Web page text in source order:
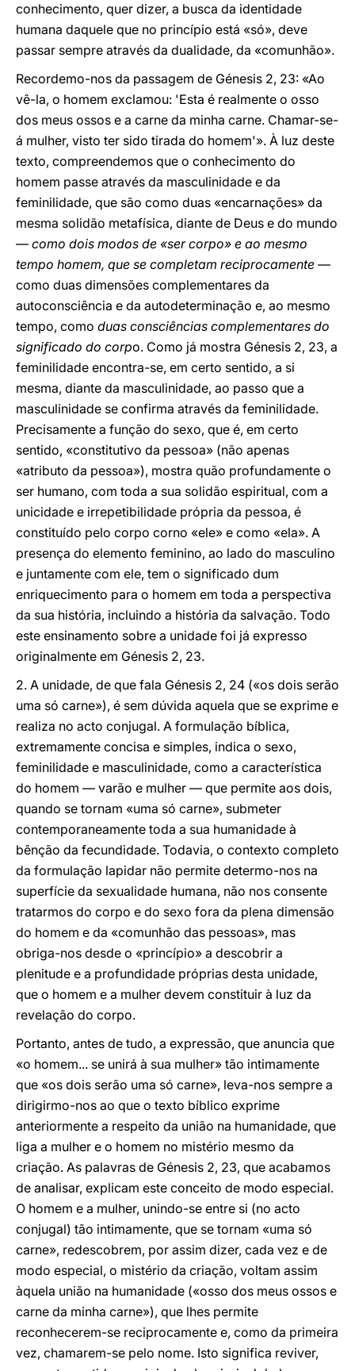
conhecimento, quer dizer, a busca da identidade
humana daquele que no princípio está «só», deve
passar sempre através da dualidade, da «comunhão».
Recordemo-nos da passagem de Génesis 2, 23: «Ao
vê-la, o homem exclamou: 'Esta é realmente o osso
dos meus ossos e a carne da minha carne. Chamar-se-
á mulher, visto ter sido tirada do homem'». À luz deste
texto, compreendemos que o conhecimento do
homem passe através da masculinidade e da
feminilidade, que são como duas «encarnações» da
mesma solidão metafísica, diante de Deus e do mundo
— como dois modos de «ser corpo» e ao mesmo
tempo homem, que se completam reciprocamente —
como duas dimensões complementares da
autoconsciência e da autodeterminação e, ao mesmo
tempo, como duas consciências complementares do
significado do corpo. Como já mostra Génesis 2, 23, a
feminilidade encontra-se, em certo sentido, a si
mesma, diante da masculinidade, ao passo que a
masculinidade se confirma através da feminilidade.
Precisamente a função do sexo, que é, em certo
sentido, «constitutivo da pessoa» (não apenas
«atributo da pessoa»), mostra quão profundamente o
ser humano, com toda a sua solidão espiritual, com a
unicidade e irrepetibilidade própria da pessoa, é
constituído pelo corpo corno «ele» e como «ela». A
presença do elemento feminino, ao lado do masculino
e juntamente com ele, tem o significado dum
enriquecimento para o homem em toda a perspectiva
da sua história, incluindo a história da salvação. Todo
este ensinamento sobre a unidade foi já expresso
originalmente em Génesis 2, 23.
2. A unidade, de que fala Génesis 2, 24 («os dois serão
uma só carne»), é sem dúvida aquela que se exprime e
realiza no acto conjugal. A formulação bíblica,
extremamente concisa e simples, indica o sexo,
feminilidade e masculinidade, como a característica
do homem — varão e mulher — que permite aos dois,
quando se tornam «uma só carne», submeter
contemporaneamente toda a sua humanidade à
bênção da fecundidade. Todavia, o contexto completo
da formulação lapidar não permite determo-nos na
superfície da sexualidade humana, não nos consente
tratarmos do corpo e do sexo fora da plena dimensão
do homem e da «comunhão das pessoas», mas
obriga-nos desde o «princípio» a descobrir a
plenitude e a profundidade próprias desta unidade,
que o homem e a mulher devem constituir à luz da
revelação do corpo.
Portanto, antes de tudo, a expressão, que anuncia que
«o homem... se unirá à sua mulher» tão intimamente
que «os dois serão uma só carne», leva-nos sempre a
dirigirmo-nos ao que o texto bíblico exprime
anteriormente a respeito da união na humanidade, que
liga a mulher e o homem no mistério mesmo da
criação. As palavras de Génesis 2, 23, que acabamos
de analisar, explicam este conceito de modo especial.
O homem e a mulher, unindo-se entre si (no acto
conjugal) tão intimamente, que se tornam «uma só
carne», redescobrem, por assim dizer, cada vez e de
modo especial, o mistério da criação, voltam assim
àquela união na humanidade («osso dos meus ossos e
carne da minha carne»), que lhes permite
reconhecerem-se reciprocamente e, como da primeira
vez, chamarem-se pelo nome. Isto significa reviver,